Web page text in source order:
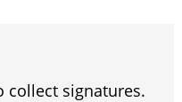
collect signatures.